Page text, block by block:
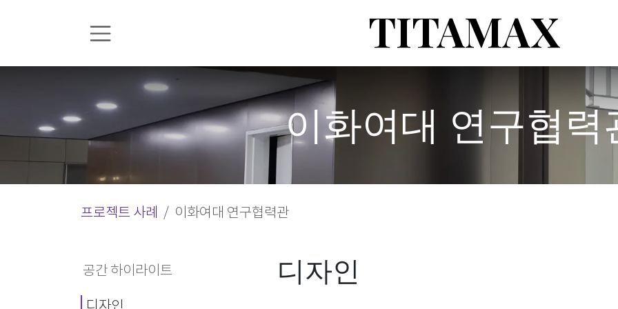
TITAMAX
이화여대 연구협력
프로젝트 사례 이화여대 연구협력관
공간 하이라이트 디자인